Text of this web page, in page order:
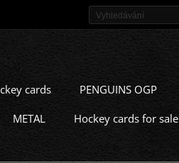
cards PENGUINS OGP
METAL Hockey cards for sale